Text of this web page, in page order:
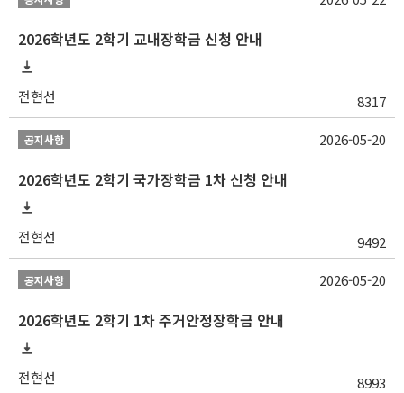
2026학년도 2학기 교내장학금 신청 안내
전현선 8317
공지사항
2026학년도 2학기 국가장학금 1차 신청 안내
전현선 9492
2026-05-20
공지사항
2026학년도 2학기 1차 주거안정장학금 안내
전현선 8993
2026-05-20